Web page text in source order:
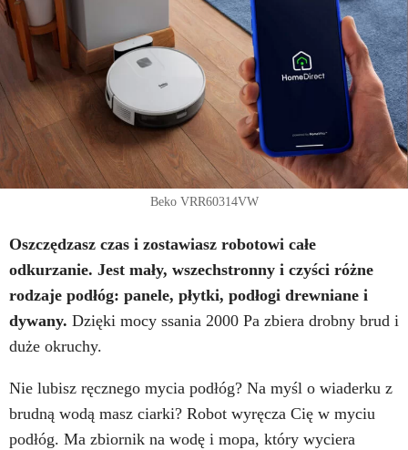
Beko VRR60314VW
Oszczędzasz czas i zostawiasz robotowi całe
odkurzanie. Jest mały, wszechstronny i czyści różne
rodzaje podłóg: panele, płytki, podłogi drewniane i
dywany. Dzięki mocy ssania 2000 Pa zbiera drobny brud i
duże okruchy.
Nie lubisz ręcznego mycia podłóg? Na myśl o wiaderku z
brudną wodą masz ciarki? Robot wyręcza Cię w myciu
podłóg. Ma zbiornik na wodę i mopa, który wyciera